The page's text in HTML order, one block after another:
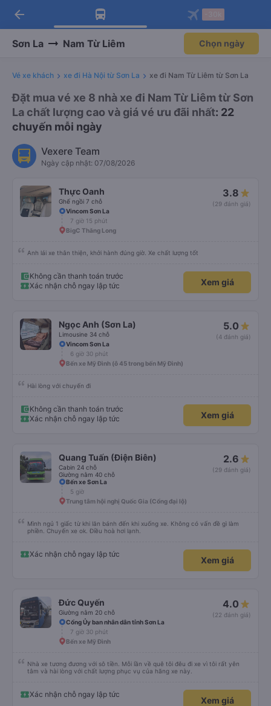
Tải app Vexere ngay!
Nhận ưu đãi thành viên độc
Mở app
Tải app Vexere
-30k/ghế khi đặt vé máy bay qua
Mở app
arrow_back
Sơn La Nam Từ Liêm Chọn ngày
Vé xe khách xe đi Hà Nội từ Sơn La xe đi Nam Từ Liêm từ Sơn La
Đặt mua vé xe 8 nhà xe đi Nam Từ Liêm từ Sơn
La chất lượng cao và giá vé ưu đãi nhất: 22
chuyến mỗi ngày
Vexere Team
Ngày cập nhật: 07/08/2026
Thực Oanh
Ghế ngồi 7 chỗ
3.8
(29 đánh giá)
Vincom Sơn La
7 giờ 15 phút
BigC Thăng Long
Anh lái xe thân thiện, khởi hành đúng giờ. Xe chất lượng tốt
Không cần thanh toán trước
Xác nhận chỗ ngay lập tức
Xem giá
Ngọc Anh (Sơn La)
Limousine 34 chỗ
5.0
(4 đánh giá)
Vincom Sơn La
6 giờ 30 phút
Bến xe Mỹ Đình (ô 45 trong bến Mỹ Đình)
Hài lòng với chuyến đi
Không cần thanh toán trước
Xác nhận chỗ ngay lập tức
Xem giá
Quang Tuấn (Điện Biên)
Cabin 24 chỗ
Giường nằm 40 chỗ
2.6
(29 đánh giá)
Bến xe Sơn La
5 giờ
Trung tâm hội nghị Quốc Gia (Cổng đại lộ)
Mình ngủ 1 giấc từ khi lăn bánh đến khi xuống xe. Không có vấn đề gì làm
phiền. Chuyến xe ok. Điều hoà hơi lạnh.
Xác nhận chỗ ngay lập tức
Xem giá
Đức Quyến
Giường nằm 20 chỗ
4.0
(22 đánh giá)
Cổng Ủy ban nhân dân tỉnh Sơn La
7 giờ 30 phút
Bến xe Mỹ Đình
Nhà xe tương đương với sô tiền. Mỗi lần về quê tôi đêu đi xe vì tôi rất yên
tâm và hài lòng với chất lượng phục vụ của hãng xe này.
Xác nhận chỗ ngay lập tức
Xem giá